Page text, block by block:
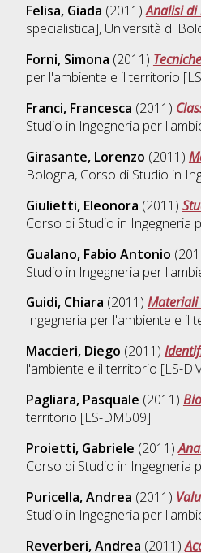
Felisa, Giada (2011)Analisi di
specialistica], Università di
Forni, Simona (2011)
per l'ambiente e il territorio
Franci, Francesca (2011)
Studio in Ingegneria per
Girasante, Lorenzo (2011)
Bologna, Corso di Studio in
Giulietti, Eleonora (2011)
Corso di Studio in Ingegneria
Gualano, Fabio Antonio
Studio in Ingegneria per
Guidi, Chiara (2011) Materiali
Ingegneria per l'ambiente e il
Maccieri, Diego (2011)
l'ambiente e il territorio [LS-
Pagliara, Pasquale (2011)
territorio [LS-DM509]
Proietti, Gabriele (2011)
Corso di Studio in Ingegneria
Puricella, Andrea (2011)
Studio in Ingegneria per
Reverberi, Andrea (2011)